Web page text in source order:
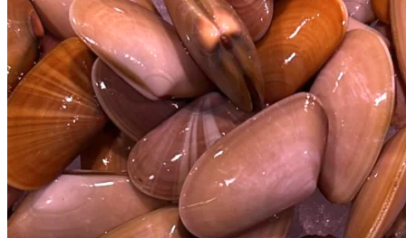
opciones
se
pueden
elegir
en
la
página
de
producto